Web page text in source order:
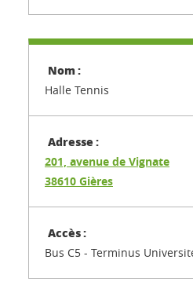
Halle Tennis
201, avenue de Vignate
38610 Gières
Bus C5 - Terminus